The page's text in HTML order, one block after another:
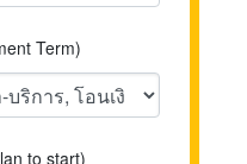
Term)
to start)